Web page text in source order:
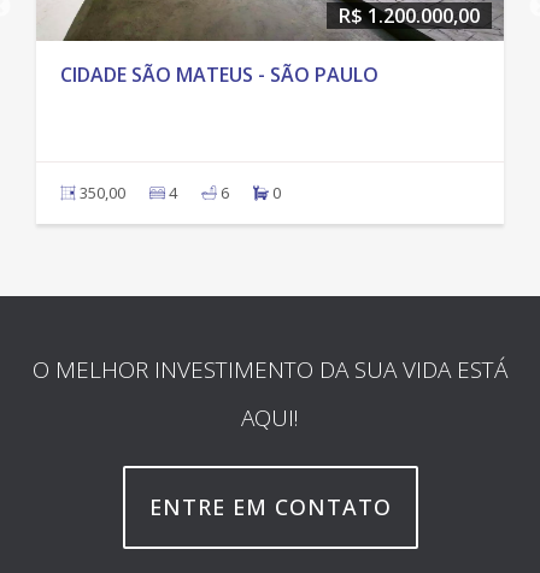
R$ 1.200.000,00
CIDADE SÃO MATEUS - SÃO PAULO
350,00 4 6 0
O MELHOR INVESTIMENTO DA SUA VIDA ESTÁ
AQUI!
ENTRE EM CONTATO